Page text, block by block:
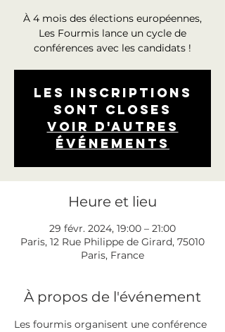
À 4 mois des élections européennes,
Les Fourmis lance un cycle de
conférences avec les candidats !
Les inscriptions
sont closes
Voir d'autres
événements
Heure et lieu
29 févr. 2024, 19:00 – 21:00
Paris, 12 Rue Philippe de Girard, 75010
Paris, France
À propos de l'événement
Les fourmis organisent une conférence